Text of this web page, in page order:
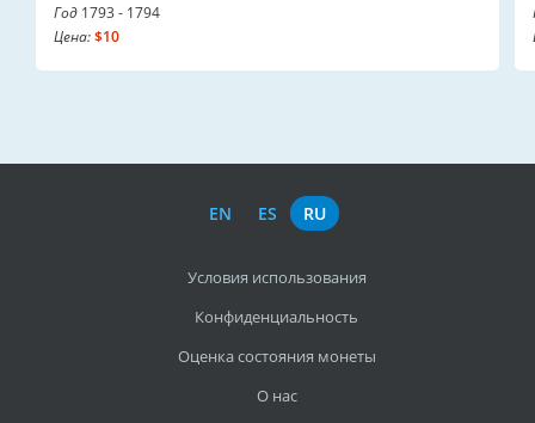
Год 1793 - 1794
Цена:$10
EN ES RU
Условия использования
Конфиденциальность
Оценка состояния монеты
О нас